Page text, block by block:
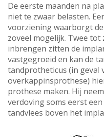
De eerste maanden na
niet te zwaar belasten.
voorziening waarborgt
zoveel mogelijk. Twee tot
inbrengen zitten de
vastgegroeid en kan de
tandprotheticus (in geval
overkappinsprothese)
prothese maken. Hij
verdoving soms eerst
tandvlees boven het